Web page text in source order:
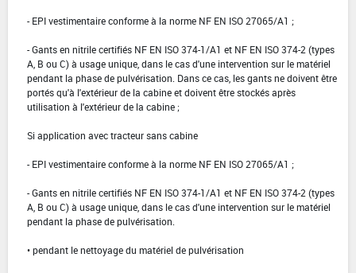
- EPI vestimentaire conforme à la norme NF EN ISO 27065/A1 ;
- Gants en nitrile certifiés NF EN ISO 374-1/A1 et NF EN ISO 374-2 (types
A, B ou C) à usage unique, dans le cas d'une intervention sur le matériel
pendant la phase de pulvérisation. Dans ce cas, les gants ne doivent être
portés qu'à l'extérieur de la cabine et doivent être stockés après
utilisation à l'extérieur de la cabine ;
Si application avec tracteur sans cabine
- EPI vestimentaire conforme à la norme NF EN ISO 27065/A1 ;
- Gants en nitrile certifiés NF EN ISO 374-1/A1 et NF EN ISO 374-2 (types
A, B ou C) à usage unique, dans le cas d'une intervention sur le matériel
pendant la phase de pulvérisation.
• pendant le nettoyage du matériel de pulvérisation